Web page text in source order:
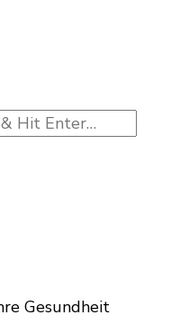
Gesundheit